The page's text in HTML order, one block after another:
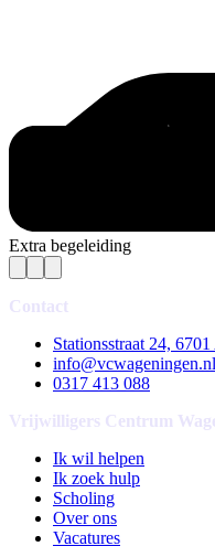
Extra begeleiding
Contact
Stationsstraat 24,
info@vcwageningen.nl
0317 413 088
Vrijwilligers Centrum
Ik wil helpen
Ik zoek hulp
Scholing
Over ons
Vacatures